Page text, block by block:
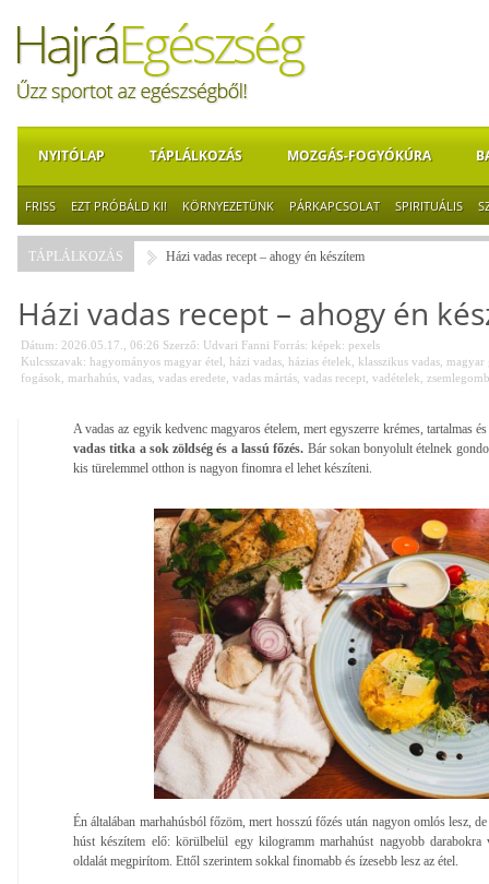
NYITÓLAP TÁPLÁLKOZÁS MOZGÁS-FOGYÓKÚRA
FRISS EZT PRÓBÁLD KI! KÖRNYEZETÜNK PÁRKAPCSOLAT SPIRITUÁLIS
TÁPLÁLKOZÁS Házi vadas recept – ahogy én készítem
Házi vadas recept – ahogy én
Dátum: 2026.05.17., 06:26 Szerző: Udvari Fanni Forrás: képek: pexels
Kulcsszavak: hagyományos magyar étel házi vadas házias ételek klasszikus vadas magyar
fogások
marhahús vadas vadas eredete vadas mártás vadas recept vadételek
A vadas az egyik kedvenc magyaros ételem, mert egyszerre krémes, tartalmas
vadas titka a sok zöldség és a lassú főzés. Bár sokan bonyolult ételnek
kis türelemmel otthon is nagyon finomra el lehet készíteni.
Én általában marhahúsból főzöm, mert hosszú főzés után nagyon omlós lesz,
húst készítem elő: körülbelül egy kilogramm marhahúst nagyobb
oldalát megpirítom. Ettől szerintem sokkal finomabb és ízesebb lesz az étel.